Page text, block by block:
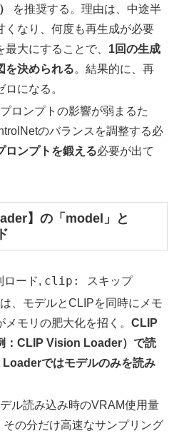
を推奨する。理由は、中途半
くなり、何度も再生成が必要
大にすることで、 1回の生成
を決められる。結果的に、再
になる。
ロンプトの影響が弱まるた
のバランスを調整する必
ロンプトを鍛える必要が出て
】の「model」と
ード, clip: スキップ
、モデルとCLIPを同時にメモ
メモリの肥大化を招く。CLIP
：CLIP Vision Loader）で読
ではモデルのみを読み
ル読み込み時のVRAM使用量
の分だけ高速なサンプリング